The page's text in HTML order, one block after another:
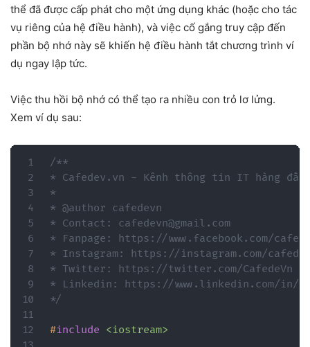
thể đã được cấp phát cho một ứng dụng khác (hoặc cho tác
vụ riêng của hệ điều hành), và việc cố gắng truy cập đến
phần bộ nhớ này sẽ khiến hệ điều hành tắt chương trình ví
dụ ngay lập tức.
Việc thu hồi bộ nhớ có thể tạo ra nhiều con trỏ lơ lửng.
Xem ví dụ sau:
/**
* Cafedev.vn - Kênh thông tin IT hàng đầu
*
* @author cafedevn
* Contact: cafedevn@gmail.com
* Fanpage: https://www.facebook.com/
* Instagram: https://instagram.com/
* Twitter: https://twitter.com/CafedeVn
* Linkedin: https://www.linkedin.com/in/
*/
#include <iostream>